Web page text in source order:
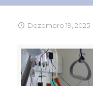
Dezembro 19, 2025